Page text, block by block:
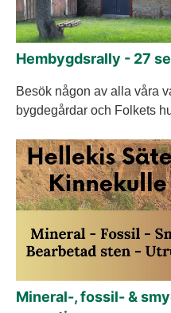
Hembygdsrally - 27
Besök någon av alla våra
bygdegårdar och Folkets
Mineral-, fossil- &